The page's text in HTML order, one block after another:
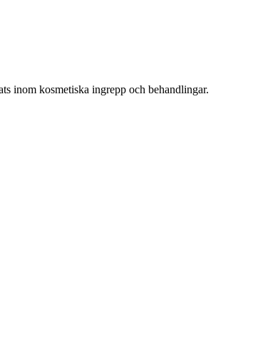
inom kosmetiska ingrepp och behandlingar.